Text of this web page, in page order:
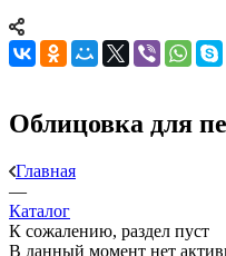
Облицовка для
Главная
—
Каталог
К сожалению, раздел пуст
В данный момент нет